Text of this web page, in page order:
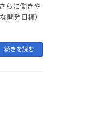
らに働きや
開発目標）
続きを読む